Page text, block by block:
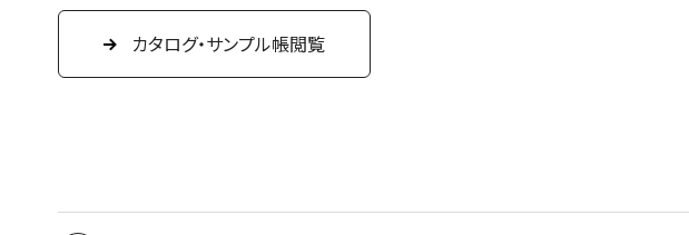
カタログ・サンプル帳閲覧